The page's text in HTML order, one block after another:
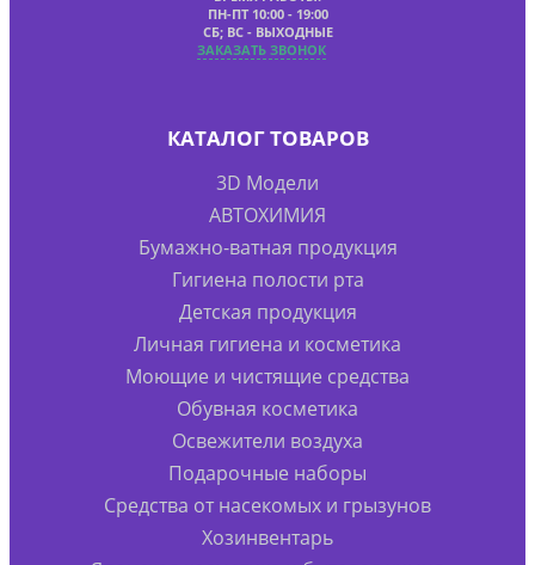
ПН-ПТ 10:00 - 19:00
СБ; ВС - ВЫХОДНЫЕ
ЗАКАЗАТЬ ЗВОНОК
КАТАЛОГ ТОВАРОВ
3D Модели
АВТОХИМИЯ
Бумажно-ватная продукция
Гигиена полости рта
Детская продукция
Личная гигиена и косметика
Моющие и чистящие средства
Обувная косметика
Освежители воздуха
Подарочные наборы
Средства от насекомых и грызунов
Хозинвентарь